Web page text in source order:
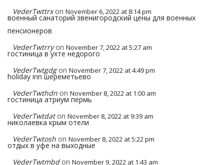
VederTwttrx on November 6, 2022 at 8:14 pm
военный санаторий звенигородский цены для военных
пенсионеров
VederTwtrry on November 7, 2022 at 5:27 am
гостиница в ухте недорого
VederTwtgdg on November 7, 2022 at 4:49 pm
holiday inn шереметьево
VederTwthdn on November 8, 2022 at 1:00 am
гостиница атриум пермь
VederTwtdat on November 8, 2022 at 9:39 am
николаевка крым отели
VederTwtosh on November 8, 2022 at 5:22 pm
отдых в уфе на выходные
VederTwtmbd on November 9, 2022 at 1:43 am